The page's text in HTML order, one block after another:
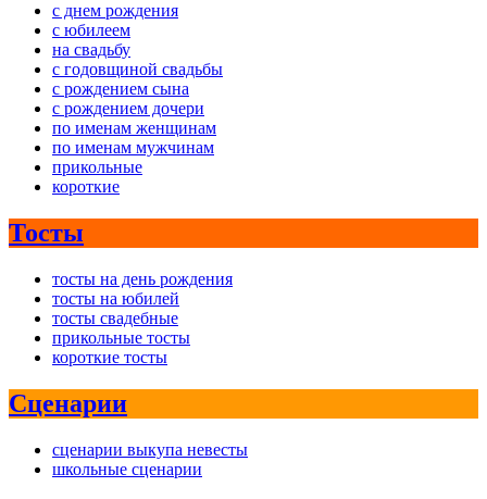
с днем рождения
с юбилеем
на свадьбу
с годовщиной свадьбы
с рождением сына
с рождением дочери
по именам женщинам
по именам мужчинам
прикольные
короткие
Тосты
тосты на день рождения
тосты на юбилей
тосты свадебные
прикольные тосты
короткие тосты
Сценарии
сценарии выкупа невесты
школьные сценарии